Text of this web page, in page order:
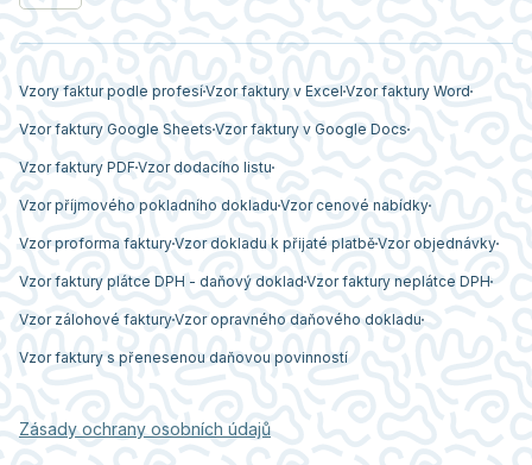
Vzory faktur podle profesíVzor faktury v Excel Vzor faktury Word
Vzor faktury Google Sheets Vzor faktury v Google Docs
Vzor faktury PDF Vzor dodacího listu
Vzor příjmového pokladního dokladu Vzor cenové nabídky
Vzor proforma fakturyVzor dokladu k přijaté platběVzor objednávky
Vzor faktury plátce DPH - daňový doklad Vzor faktury neplátce DPH
Vzor zálohové fakturyVzor opravného daňového dokladu
Vzor faktury s přenesenou daňovou povinností
Zásady ochrany osobních údajů